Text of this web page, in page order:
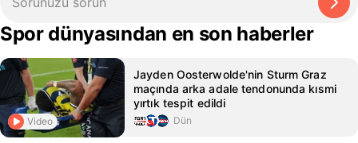
Spor dünyasından en son haberler
Video
Jayden Oosterwolde'nin Sturm Graz
maçında arka adale tendonunda kısmi
yırtık tespit edildi
Dün